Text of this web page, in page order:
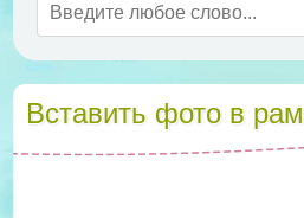
Вставить фото в